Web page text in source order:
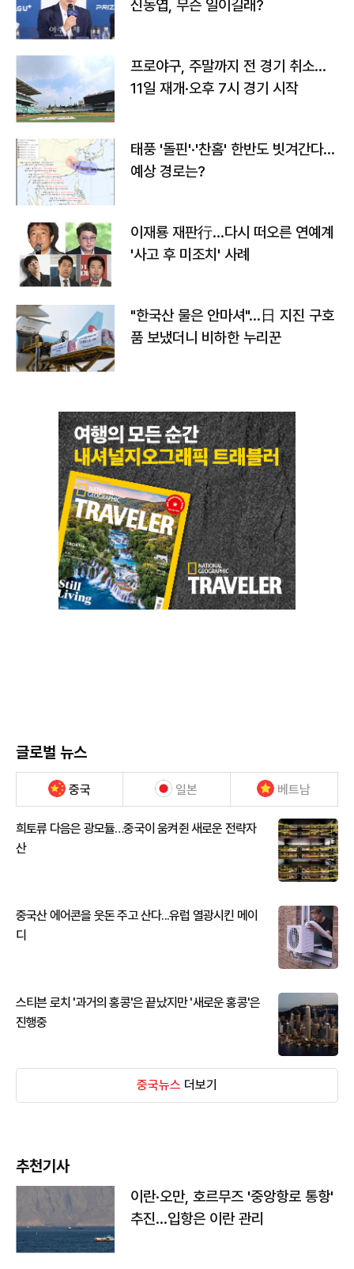
신동엽, 무슨 일이길래?
프로야구, 주말까지 전 경기 취소…
11일 재개·오후 7시 경기 시작
태풍 '돌핀'·'찬홈' 한반도 빗겨간다…
예상 경로는?
이재룡 재판行…다시 떠오른 연예계
'사고 후 미조치' 사례
"한국산 물은 안마셔"…日 지진 구호
품 보냈더니 비하한 누리꾼
글로벌 뉴스
중국 일본 베트남
희토류 다음은 광모듈…중국이 움켜쥔 새로운 전략자
산
중국산 에어콘을 웃돈 주고 산다...유럽 열광시킨 메이
디
스티븐 로치 '과거의 홍콩'은 끝났지만 '새로운 홍콩'은
진행중
중국뉴스 더보기
추천기사
이란·오만, 호르무즈 '중앙항로 통항'
추진…입항은 이란 관리